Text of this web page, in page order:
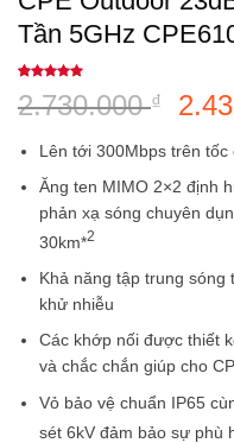
Tần 5GHz
dựa trên
đánh giá
2.730.000₫
Giá
là:
Lên tới 300Mbps trên
Ăng ten MIMO 2×2 định
phản xạ sóng chuyên
30km*2
Khả năng tập trung sóng
khử nhiễu
Các khớp nối được thiết
và chắc chắn giúp cho
Vỏ bảo vệ chuẩn IP65
sét 6kV đảm bảo sự phù